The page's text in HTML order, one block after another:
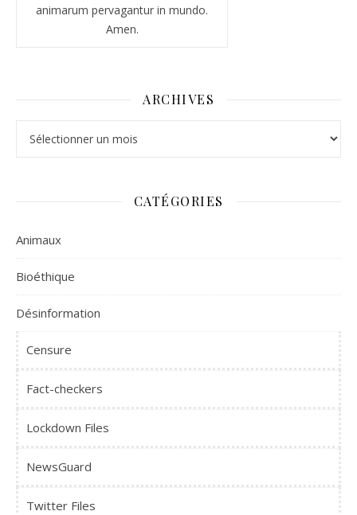
animarum pervagantur in mundo.
Amen.
ARCHIVES
CATÉGORIES
Animaux
Bioéthique
Désinformation
Censure
Fact-checkers
Lockdown Files
NewsGuard
Twitter Files